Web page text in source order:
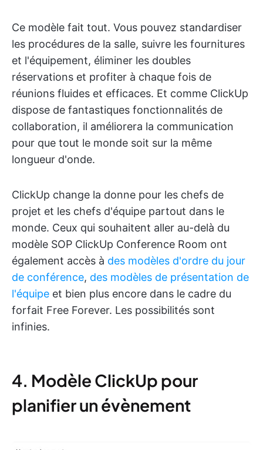
Ce modèle fait tout. Vous pouvez standardiser
les procédures de la salle, suivre les fournitures
et l'équipement, éliminer les doubles
réservations et profiter à chaque fois de
réunions fluides et efficaces. Et comme ClickUp
dispose de fantastiques fonctionnalités de
collaboration, il améliorera la communication
pour que tout le monde soit sur la même
longueur d'onde.
ClickUp change la donne pour les chefs de
projet et les chefs d'équipe partout dans le
monde. Ceux qui souhaitent aller au-delà du
modèle SOP ClickUp Conference Room ont
également accès à des modèles d'ordre du jour
de conférence, des modèles de présentation de
l'équipe et bien plus encore dans le cadre du
forfait Free Forever. Les possibilités sont
infinies.
4. Modèle ClickUp pour
planifier un évènement